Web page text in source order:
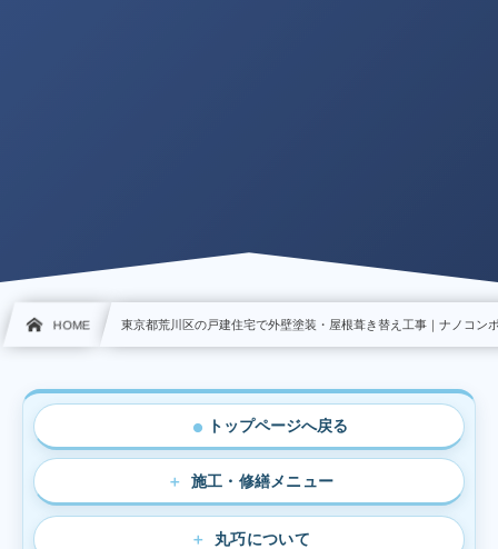
HOME 東京都荒川区の戸建住宅で外壁塗装・屋根葺き替え工事｜ナノコン
● トップページへ戻る
施工・修繕メニュー
丸巧について